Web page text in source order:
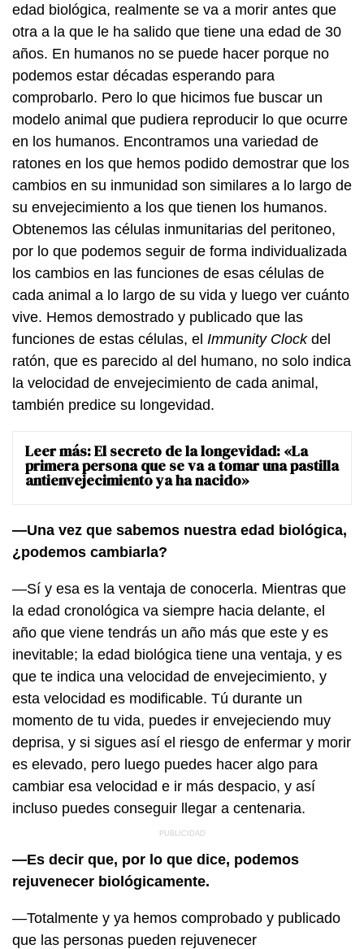
edad biológica, realmente se va a morir antes que
otra a la que le ha salido que tiene una edad de 30
años. En humanos no se puede hacer porque no
podemos estar décadas esperando para
comprobarlo. Pero lo que hicimos fue buscar un
modelo animal que pudiera reproducir lo que ocurre
en los humanos. Encontramos una variedad de
ratones en los que hemos podido demostrar que los
cambios en su inmunidad son similares a lo largo de
su envejecimiento a los que tienen los humanos.
Obtenemos las células inmunitarias del peritoneo,
por lo que podemos seguir de forma individualizada
los cambios en las funciones de esas células de
cada animal a lo largo de su vida y luego ver cuánto
vive. Hemos demostrado y publicado que las
funciones de estas células, el Immunity Clockdel
ratón, que es parecido al del humano, no solo indica
la velocidad de envejecimiento de cada animal,
también predice su longevidad.
Leer más:El secreto de la longevidad: «La
primera persona que se va a tomar una pastilla
antienvejecimiento ya ha nacido»
—Una vez que sabemos nuestra edad biológica,
¿podemos cambiarla?
—Sí y esa es la ventaja de conocerla. Mientras que
la edad cronológica va siempre hacia delante, el
año que viene tendrás un año más que este y es
inevitable; la edad biológica tiene una ventaja, y es
que te indica una velocidad de envejecimiento, y
esta velocidad es modificable. Tú durante un
momento de tu vida, puedes ir envejeciendo muy
deprisa, y si sigues así el riesgo de enfermar y morir
es elevado, pero luego puedes hacer algo para
cambiar esa velocidad e ir más despacio, y así
incluso puedes conseguir llegar a centenaria.
—Es decir que, por lo que dice, podemos
rejuvenecer biológicamente.
—Totalmente y ya hemos comprobado y publicado
que las personas pueden rejuvenecer